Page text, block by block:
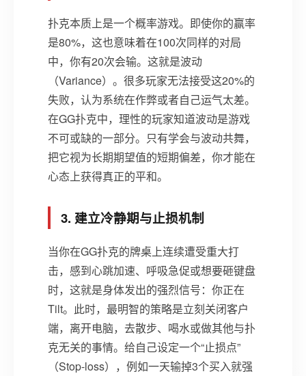
扑克本质上是一个概率游戏。即使你的赢率
是80%，这也意味着在100次同样的对局
中，你有20次会输。这就是波动
（Variance）。很多玩家无法接受这20%的
失败，认为系统在作弊或者自己运气太差。
在GG扑克中，理性的玩家知道波动是游戏
不可或缺的一部分。只有学会与波动共舞，
把它视为长期期望值的短期偏差，你才能在
心态上获得真正的平和。
3. 建立冷静期与止损机制
当你在GG扑克的牌桌上连续遭受重大打
击，感到心跳加速、呼吸急促或想要砸键盘
时，这就是身体发出的强烈信号：你正在
Tilt。此时，最明智的策略是立刻关闭客户
端，离开电脑，去散步、喝水或做其他与扑
克无关的事情。给自己设定一个“止损点”
（Stop-loss），例如一天输掉3个买入就强